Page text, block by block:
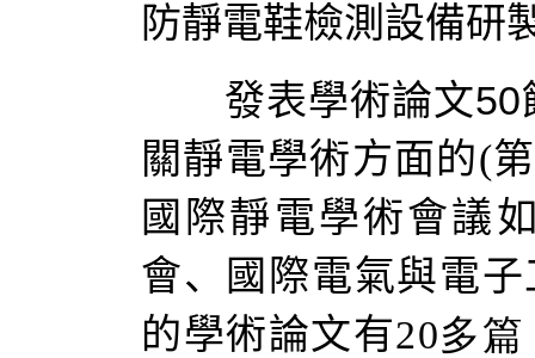
防靜電鞋檢測設備研
發表學術論文50
關靜電學術方面的(
國際靜電學術會議
會、國際電氣與電
的學術論文有20多篇